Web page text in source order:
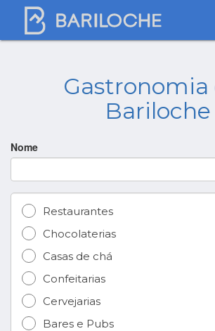
Gastronomia
Bariloche
Nome
Restaurantes
Chocolaterias
Casas de chá
Confeitarias
Cervejarias
Bares e Pubs